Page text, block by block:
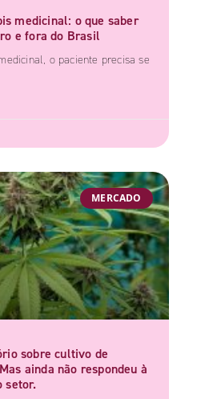
medicinal: o que saber
e fora do Brasil
o paciente precisa se
MERCADO
sobre cultivo de
ainda não respondeu à
setor.